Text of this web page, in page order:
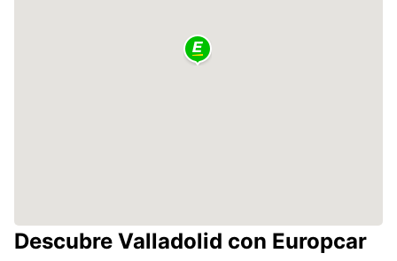
Descubre Valladolid con Europcar